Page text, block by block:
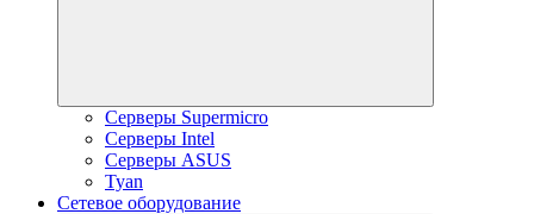
Серверы Supermicro
Серверы Intel
Серверы ASUS
Tyan
Сетевое оборудование